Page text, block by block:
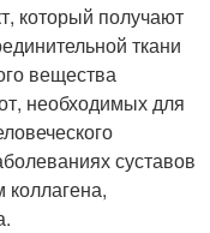
который получают
ткани
вещества
необходимых для
суставов